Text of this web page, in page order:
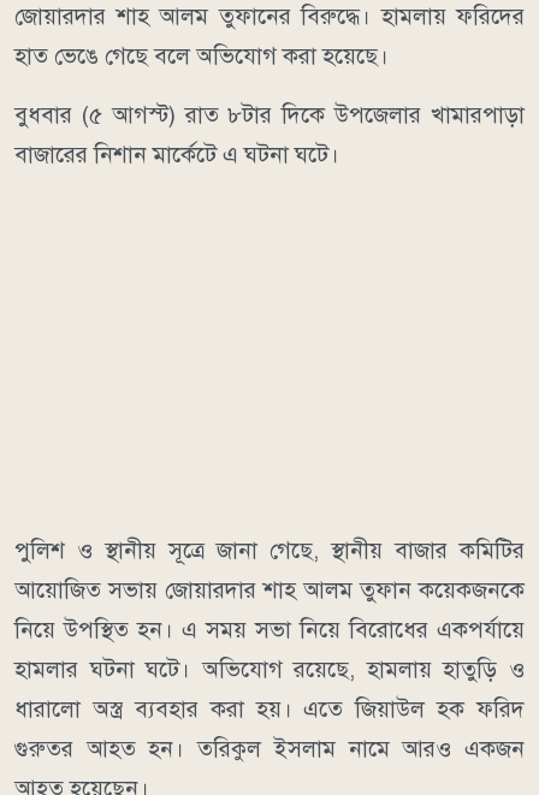
জোয়ারদার শাহ আলম তুফানের বিরুদ্ধে। হামলায় ফরিদের
হাত ভেঙে গেছে বলে অভিযোগ করা হয়েছে।
বুধবার (৫ আগস্ট) রাত ৮টার দিকে উপজেলার খামারপাড়া
বাজারের নিশান মার্কেটে এ ঘটনা ঘটে।
পুলিশ ও স্থানীয় সূত্রে জানা গেছে, স্থানীয় বাজার কমিটির
আয়োজিত সভায় জোয়ারদার শাহ আলম তুফান কয়েকজনকে
নিয়ে উপস্থিত হন। এ সময় সভা নিয়ে বিরোধের একপর্যায়ে
হামলার ঘটনা ঘটে। অভিযোগ রয়েছে, হামলায় হাতুড়ি ও
ধারালো অস্ত্র ব্যবহার করা হয়। এতে জিয়াউল হক ফরিদ
গুরুতর আহত হন। তরিকুল ইসলাম নামে আরও একজন
আহত হয়েছেন।